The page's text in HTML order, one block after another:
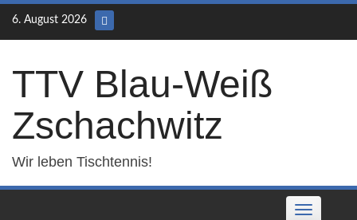
Skip
content
6. August 2026
TTV Blau-Weiß
Zschachwitz
Wir leben Tischtennis!
Toggle
navigation